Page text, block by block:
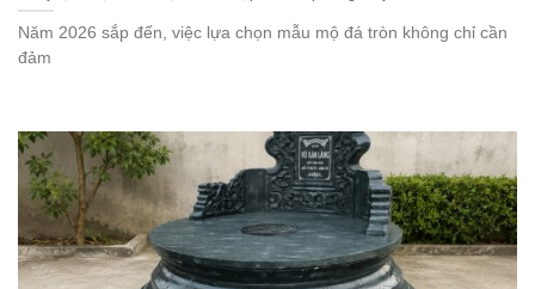
Năm 2026 sắp đến, việc lựa chọn mẫu mộ đá tròn không chỉ cần
đảm